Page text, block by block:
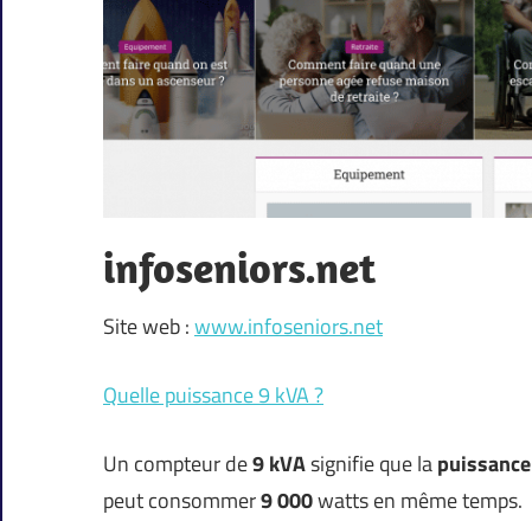
infoseniors.net
Site web :www.infoseniors.net
Quelle puissance 9 kVA ?
Un compteur de9 kVAsignifie que lapuissance
peut consommer9 000watts en même temps.